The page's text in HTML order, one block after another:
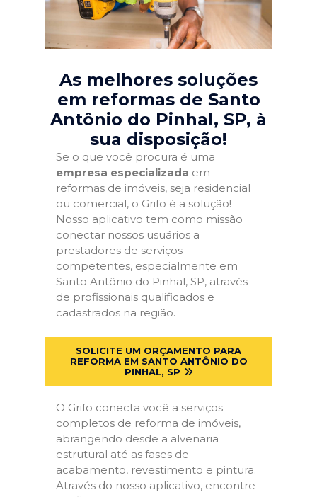
As melhores soluções
em reformas de Santo
Antônio do Pinhal, SP, à
sua disposição!
Se o que você procura é uma
empresa especializada em
reformas de imóveis, seja residencial
ou comercial, o Grifo é a solução!
Nosso aplicativo tem como missão
conectar nossos usuários a
prestadores de serviços
competentes, especialmente em
Santo Antônio do Pinhal, SP, através
de profissionais qualificados e
cadastrados na região.
SOLICITE UM ORÇAMENTO PARA
REFORMA EM SANTO ANTÔNIO DO
PINHAL, SP
O Grifo conecta você a serviços
completos de reforma de imóveis,
abrangendo desde a alvenaria
estrutural até as fases de
acabamento, revestimento e pintura.
Através do nosso aplicativo, encontre